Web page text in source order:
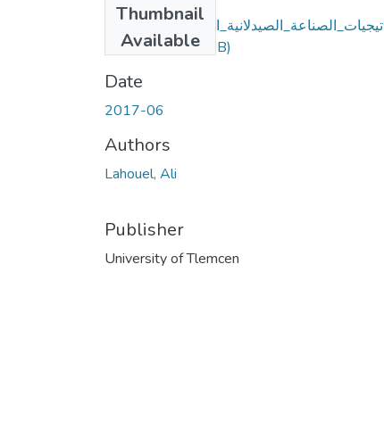
Thumbnail
Available
_العولمة
(15.05 MB)
Date
2017-06
Authors
Lahouel, Ali
Publisher
University of Tlemcen